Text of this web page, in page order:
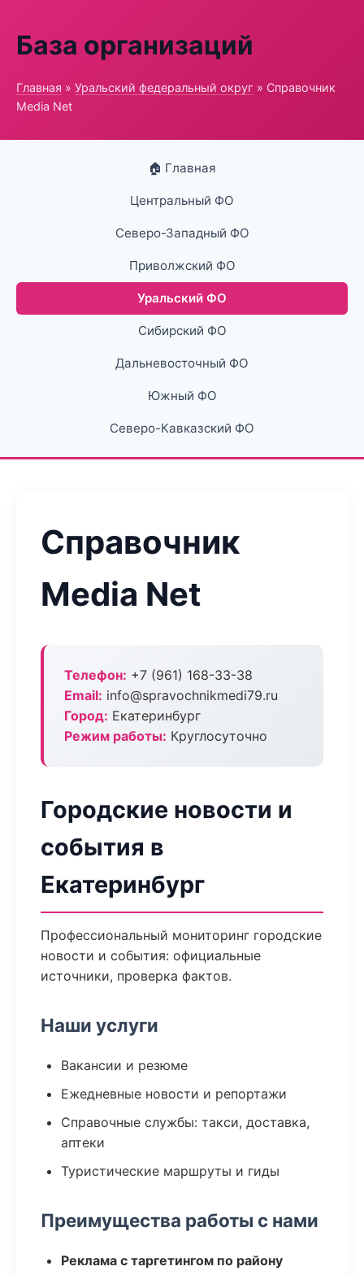
База организаций
Главная » Уральский федеральный округ » Справочник
Media Net
🏠 Главная
Центральный ФО
Северо-Западный ФО
Приволжский ФО
Уральский ФО
Сибирский ФО
Дальневосточный ФО
Южный ФО
Северо-Кавказский ФО
Справочник
Media Net
Телефон: +7 (961) 168-33-38
Email: info@spravochnikmedi79.ru
Город: Екатеринбург
Режим работы: Круглосуточно
Городские новости и
события в
Екатеринбург
Профессиональный мониторинг городские
новости и события: официальные
источники, проверка фактов.
Наши услуги
Вакансии и резюме
Ежедневные новости и репортажи
Справочные службы: такси, доставка,
аптеки
Туристические маршруты и гиды
Преимущества работы с нами
Реклама с таргетингом по району